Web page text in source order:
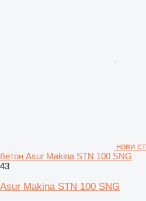
нови
бетон Asur Makina STN 100 SNG
43
Asur Makina STN 100 SNG